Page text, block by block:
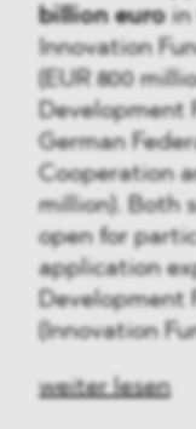
billion euroin
Innovation
(EUR 800
Development
German
Cooperation
million). Both
open for
application
Development
(Innovation
weiter lesen